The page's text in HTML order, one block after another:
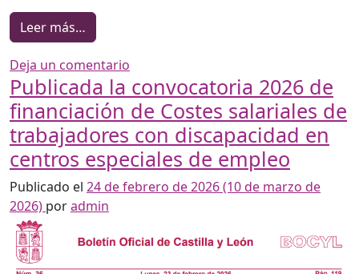
Leer más…
Deja un comentario
Publicada la convocatoria 2026 de
financiación de Costes salariales de
trabajadores con discapacidad en
centros especiales de empleo
Publicado el 24 de febrero de 2026(10 de marzo de
2026) poradmin